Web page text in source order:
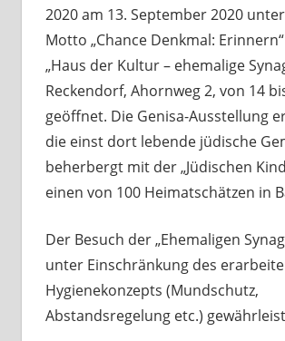
2020 am 13. September 2020
Motto „Chance Denkmal:
„Haus der Kultur – ehemalige
Reckendorf, Ahornweg 2, von 14
geöffnet. Die Genisa-Ausstellung
die einst dort lebende jüdische
beherbergt mit der „Jüdischen
einen von 100 Heimatschätzen in
Der Besuch der „Ehemaligen
unter Einschränkung des
Hygienekonzepts (Mundschutz,
Abstandsregelung etc.)